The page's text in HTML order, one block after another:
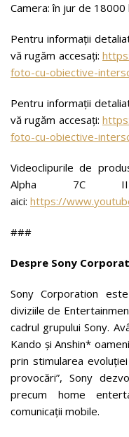
Camera: în jur de 18000
Pentru informații
vă rugăm accesați:
foto-cu-obiective-
Pentru informații
vă rugăm accesați:
foto-cu-obiective-
Videoclipurile de
Alpha 7C
aici: https://
###
Despre Sony
Sony Corporation
diviziile de
cadrul grupului Sony.
Kando și Anshin*
prin stimularea
provocări”, Sony
precum home
comunicații mobile.